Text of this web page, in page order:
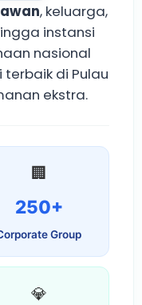
, keluarga,
instansi
nasional
di Pulau
ekstra.
🏢
250+
Group
💎